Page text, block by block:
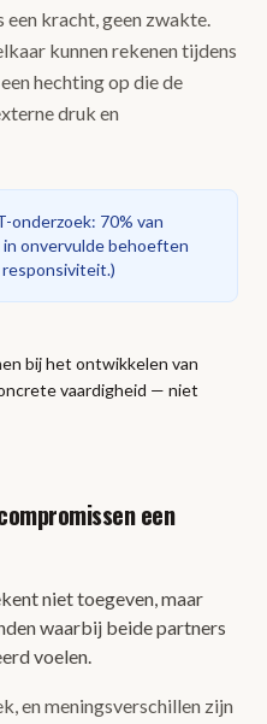
kracht, geen zwakte.
kunnen rekenen tijdens
hechting op die de
druk en
onderzoek: 70% van
onvervulde behoeften
responsiviteit.)
bij het ontwikkelen van
vaardigheid — niet
een
niet toegeven, maar
waarbij beide partners
voelen.
en meningsverschillen zijn